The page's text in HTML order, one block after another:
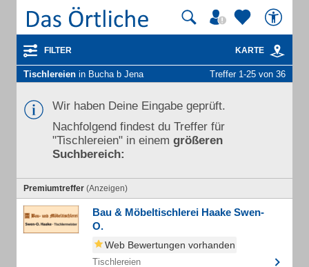
FILTER KARTE
Tischlereien in Bucha b Jena Treffer 1-25 von 36
Wir haben Deine Eingabe geprüft.
Nachfolgend findest du Treffer für
"Tischlereien" in einem größeren
Suchbereich:
Premiumtreffer (Anzeigen)
Bau & Möbeltischlerei Haake Swen-
O.
Web Bewertungen vorhanden
Tischlereien